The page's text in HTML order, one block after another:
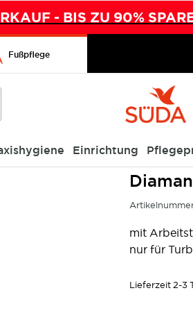
- BIS ZU 90%
Fußpflege
Einrichtung
mit
nur für
Lieferzeit 2-3